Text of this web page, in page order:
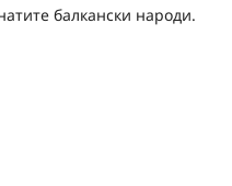
балкански народи.